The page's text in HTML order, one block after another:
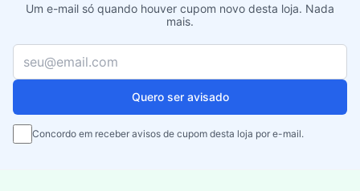
Um e-mail só quando houver cupom novo desta loja. Nada
mais.
Seu e-mail
Quero ser avisado
Concordo em receber avisos de cupom desta loja por e-mail.